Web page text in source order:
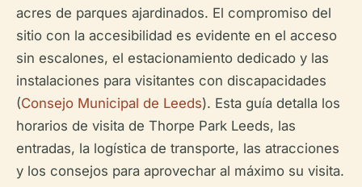
acres de parques ajardinados. El compromiso del
sitio con la accesibilidad es evidente en el acceso
sin escalones, el estacionamiento dedicado y las
instalaciones para visitantes con discapacidades
(Consejo Municipal de Leeds). Esta guía detalla los
horarios de visita de Thorpe Park Leeds, las
entradas, la logística de transporte, las atracciones
y los consejos para aprovechar al máximo su visita.